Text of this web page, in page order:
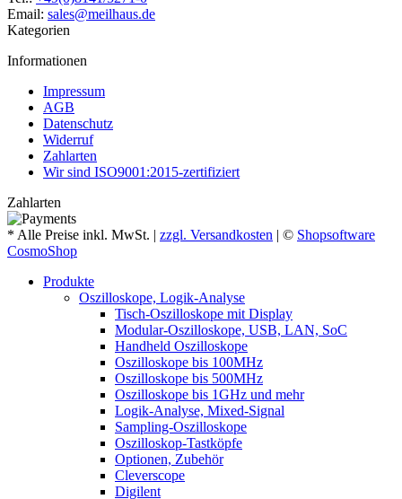
Email: sales@meilhaus.de
Kategorien
Informationen
Impressum
AGB
Datenschutz
Widerruf
Zahlarten
Wir sind ISO9001:2015-zertifiziert
Zahlarten
* Alle Preise inkl. MwSt. | zzgl. Versandkosten | © Shopsoftware
CosmoShop
Produkte
Oszilloskope, Logik-Analyse
Tisch-Oszilloskope mit Display
Modular-Oszilloskope, USB, LAN, SoC
Handheld Oszilloskope
Oszilloskope bis 100MHz
Oszilloskope bis 500MHz
Oszilloskope bis 1GHz und mehr
Logik-Analyse, Mixed-Signal
Sampling-Oszilloskope
Oszilloskop-Tastköpfe
Optionen, Zubehör
Cleverscope
Digilent